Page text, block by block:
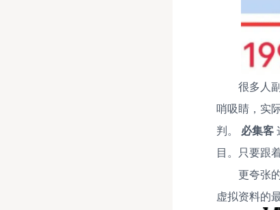
很多人
哨吸睛，实
判。 必集客
目。只要跟
更夸张
虚拟资料的